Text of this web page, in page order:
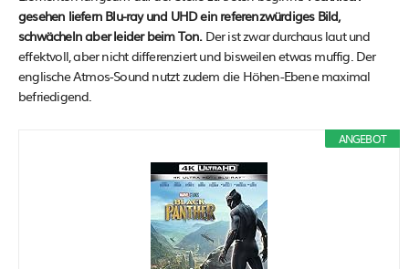
gesehen liefern Blu-ray und UHD ein referenzwürdiges Bild,
schwächeln aber leider beim Ton.Der ist zwar durchaus laut und
effektvoll, aber nicht differenziert und bisweilen etwas muffig. Der
englische Atmos-Sound nutzt zudem die Höhen-Ebene maximal
befriedigend.
ANGEBOT